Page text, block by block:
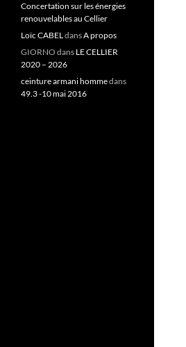
Concertation sur les énergies
renouvelables au Cellier
Loïc CABELdansA propos
GIORNO dans LE CELLIER
2020 – 2026
ceinture armani hommedans
49.3 -10 mai 2016